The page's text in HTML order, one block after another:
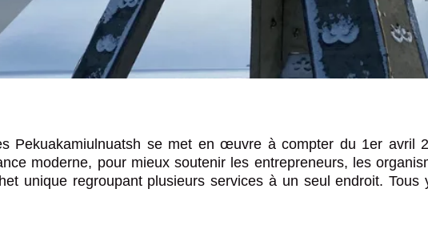
u
Insatisfactions et
Emploi
au centre
Nation
Insatisfactions et
Emploi
Pekuakamiulnuatsh se met en œuvre à compter du 1er avril
moderne, pour mieux soutenir les entrepreneurs, les
unique regroupant plusieurs services à un seul endroit.